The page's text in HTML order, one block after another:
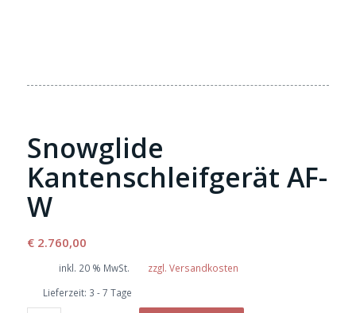
Snowglide
Kantenschleifgerät AF-
W
€2.760,00
inkl. 20 % MwSt.
zzgl. Versandkosten
Lieferzeit: 3 - 7 Tage